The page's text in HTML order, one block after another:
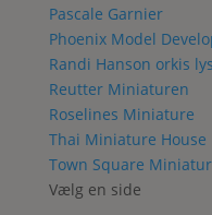
Pascale Garnier
Phoenix Model
Randi Hanson orkis
Reutter Miniaturen
Roselines Miniature
Thai Miniature House
Town Square
Vælg en side